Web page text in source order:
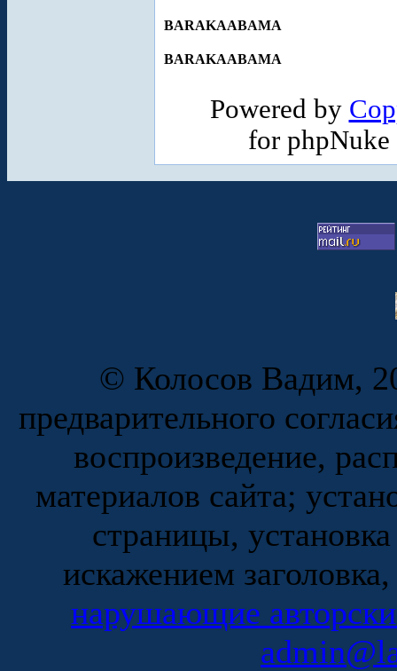
BARAKAABAMA
BARAKAABAMA
Powered by
for
© Колосов Вадим,
предварительного
воспроизведение,
материалов сайта;
страницы,
искажением
нарушающие